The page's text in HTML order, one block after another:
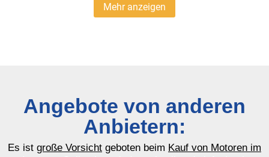
Mehr anzeigen
Angebote von anderen
Anbietern:
Es ist große Vorsicht geboten beim Kauf von Motoren im